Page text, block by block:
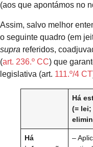
(aos que apontámos no
Assim, salvo melhor
o seguinte quadro (em
supra referidos,
(art. 236.º CC) que
legislativa (art. 111.º/4 CT
Há
(=
Há
–